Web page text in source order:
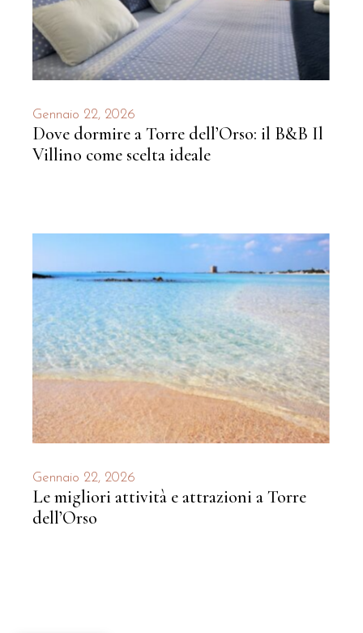
Gennaio 22, 2026
Dove dormire a Torre dell’Orso: il B&B Il
Villino come scelta ideale
Gennaio 22, 2026
Le migliori attività e attrazioni a Torre
dell’Orso